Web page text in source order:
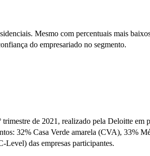
Mesmo com percentuais mais
do empresariado no segmento.
de 2021, realizado pela Deloitte
32% Casa Verde amarela (CVA), 33%
Level) das empresas participantes.